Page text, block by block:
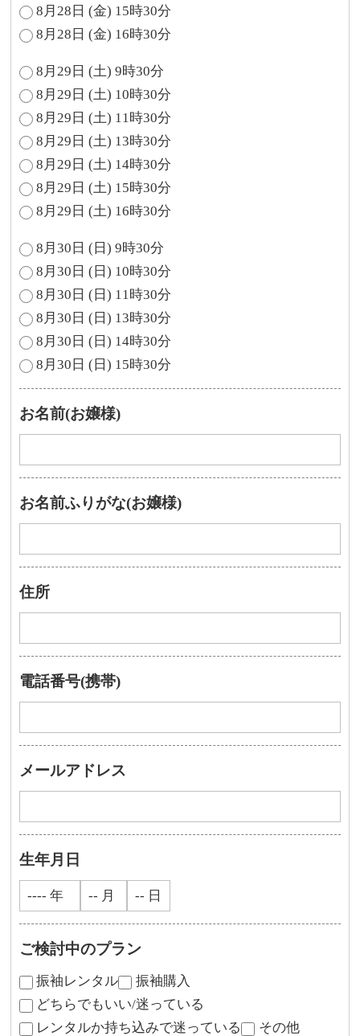
8月28日 (金) 15時30分
8月28日 (金) 16時30分
8月29日 (土) 9時30分
8月29日 (土) 10時30分
8月29日 (土) 11時30分
8月29日 (土) 13時30分
8月29日 (土) 14時30分
8月29日 (土) 15時30分
8月29日 (土) 16時30分
8月30日 (日) 9時30分
8月30日 (日) 10時30分
8月30日 (日) 11時30分
8月30日 (日) 13時30分
8月30日 (日) 14時30分
8月30日 (日) 15時30分
お名前(お嬢様)
お名前ふりがな(お嬢様)
住所
電話番号(携帯)
メールアドレス
生年月日
ご検討中のプラン
振袖レンタル
振袖購入
どちらでもいい/迷っている
レンタルか持ち込みで迷っている
その他